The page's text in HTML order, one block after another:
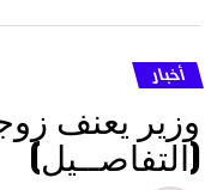
أخبار
وزير يعنف
(التفاصــيل)